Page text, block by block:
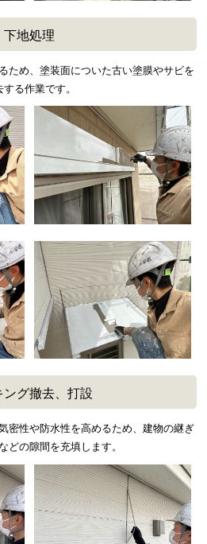
下地処理
ため、塗装面についた古い塗膜やサビを
する作業です。
ング撤去、打設
密性や防水性を高めるため、建物の継ぎ
どの隙間を充填します。